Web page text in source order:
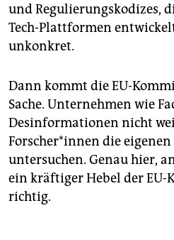
und Regulierungskodizes,
Tech-Plattformen
unkonkret.
Dann kommt die EU-
Sache. Unternehmen wie
Desinformationen nicht
Forscher*innen die
untersuchen. Genau hier,
ein kräftiger Hebel der EU-
richtig.